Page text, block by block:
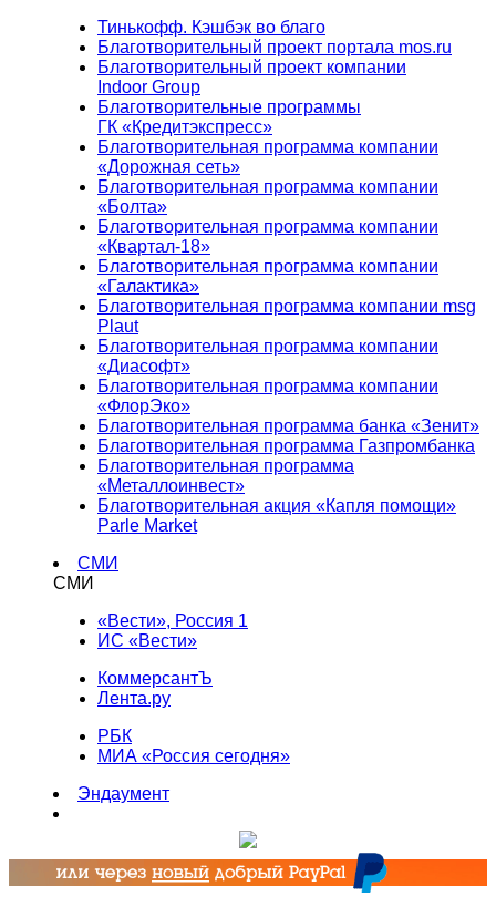
Тинькофф. Кэшбэк во благо
Благотворительный проект портала mos.ru
Благотворительный проект компании
Indoor Group
Благотворительные программы
ГК «Кредитэкспресс»
Благотворительная программа компании
«Дорожная сеть»
Благотворительная программа компании
«Болта»
Благотворительная программа компании
«Квартал-18»
Благотворительная программа компании
«Галактика»
Благотворительная программа компании msg
Plaut
Благотворительная программа компании
«Диасофт»
Благотворительная программа компании
«ФлорЭко»
Благотворительная программа банка «Зенит»
Благотворительная программа Газпромбанка
Благотворительная программа
«Металлоинвест»
Благотворительная акция «Капля помощи»
Parle Market
СМИ
СМИ
«Вести», Россия 1
ИС «Вести»
КоммерсантЪ
Лента.ру
РБК
МИА «Россия сегодня»
Эндаумент